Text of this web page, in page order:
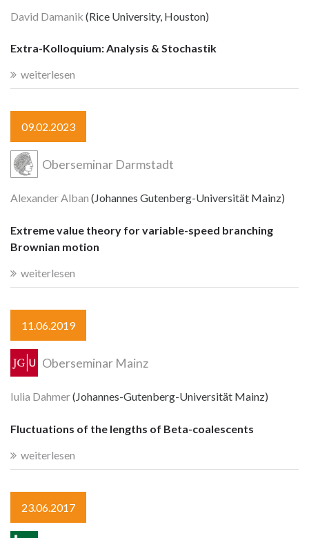
David Damanik (Rice University, Houston)
Extra-Kolloquium: Analysis & Stochastik
weiterlesen
09.02.2023
Oberseminar Darmstadt
Alexander Alban (Johannes Gutenberg-Universität Mainz)
Extreme value theory for variable-speed branching
Brownian motion
weiterlesen
11.06.2019
Oberseminar Mainz
Iulia Dahmer(Johannes-Gutenberg-Universität Mainz)
Fluctuations of the lengths of Beta-coalescents
weiterlesen
23.06.2017